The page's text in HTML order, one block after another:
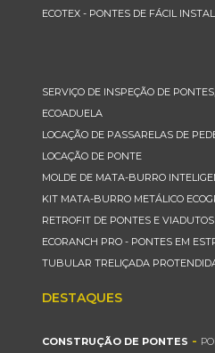
ECOTEX - PONTES DE FÁCIL
SERVIÇO DE INSPEÇÃO DE
ECOADUELA
LOCAÇÃO DE PASSARELAS DE
LOCAÇÃO DE PONTE
MOLDE DE MATA-BURRO
KIT MATA-BURRO METÁLICO
RETROFIT DE PONTES E VIADUTOS
ECORANCH PRO - PONTES EM
TUBULAR TRELIÇADA
DESTAQUES
CONSTRUÇÃO DE PONTES -